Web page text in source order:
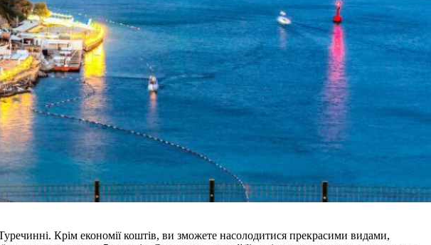
Крім економії коштів, ви зможете насолодитися прекрасими видами,